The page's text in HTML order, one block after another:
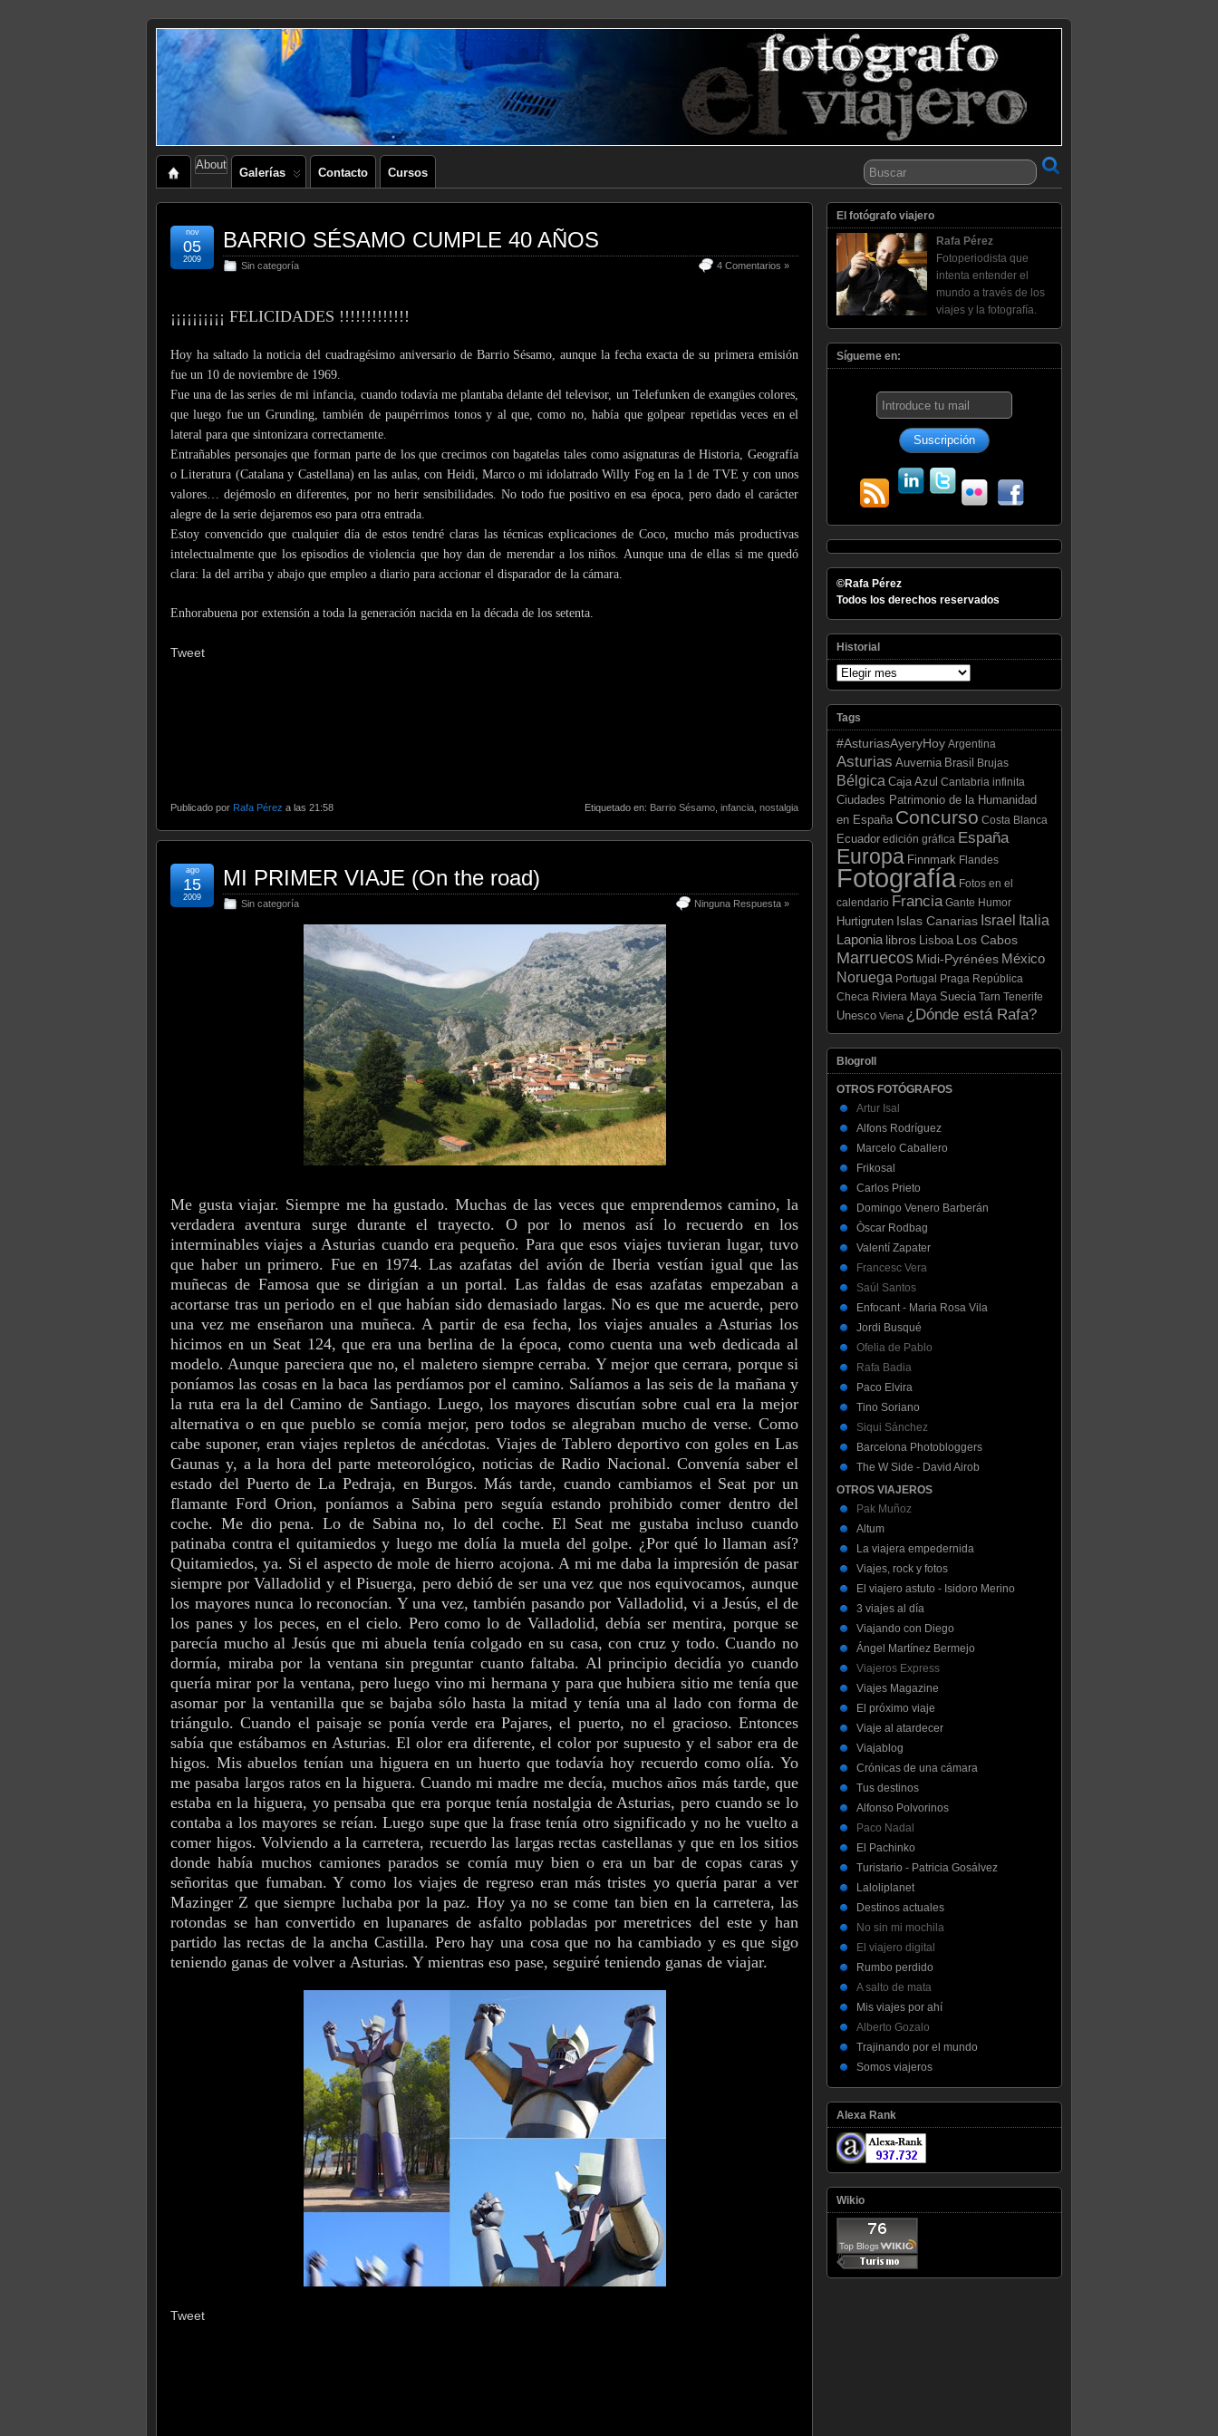
About
Galerías Contacto Cursos
BARRIO SÉSAMO CUMPLE 40 AÑOS
Sin categoría 4 Comentarios »
nov
05
2009
¡¡¡¡¡¡¡¡¡¡ FELICIDADES !!!!!!!!!!!!!
Hoy ha saltado la noticia del cuadragésimo aniversario de Barrio Sésamo, aunque la fecha exacta de su primera emisión
fue un 10 de noviembre de 1969.
Fue una de las series de mi infancia, cuando todavía me plantaba delante del televisor, un Telefunken de exangües colores,
que luego fue un Grunding, también de paupérrimos tonos y al que, como no, había que golpear repetidas veces en el
lateral para que sintonizara correctamente.
Entrañables personajes que forman parte de los que crecimos con bagatelas tales como asignaturas de Historia, Geografía
o Literatura (Catalana y Castellana) en las aulas, con Heidi, Marco o mi idolatrado Willy Fog en la 1 de TVE y con unos
valores… dejémoslo en diferentes, por no herir sensibilidades. No todo fue positivo en esa época, pero dado el carácter
alegre de la serie dejaremos eso para otra entrada.
Estoy convencido que cualquier día de estos tendré claras las técnicas explicaciones de Coco, mucho más productivas
intelectualmente que los episodios de violencia que hoy dan de merendar a los niños. Aunque una de ellas si me quedó
clara: la del arriba y abajo que empleo a diario para accionar el disparador de la cámara.
Enhorabuena por extensión a toda la generación nacida en la década de los setenta.
Tweet
Publicado por Rafa Pérez a las 21:58 Etiquetado en: Barrio Sésamo infancia nostalgia
MI PRIMER VIAJE (On the road)
Sin categoría Ninguna Respuesta »
ago
15
2009
Me gusta viajar. Siempre me ha gustado. Muchas de las veces que emprendemos camino, la
verdadera aventura surge durante el trayecto. O por lo menos así lo recuerdo en los
interminables viajes a Asturias cuando era pequeño. Para que esos viajes tuvieran lugar, tuvo
que haber un primero. Fue en 1974. Las azafatas del avión de Iberia vestían igual que las
muñecas de Famosa que se dirigían a un portal. Las faldas de esas azafatas empezaban a
acortarse tras un periodo en el que habían sido demasiado largas. No es que me acuerde, pero
una vez me enseñaron una muñeca. A partir de esa fecha, los viajes anuales a Asturias los
hicimos en un Seat 124, que era una berlina de la época, como cuenta una web dedicada al
modelo. Aunque pareciera que no, el maletero siempre cerraba. Y mejor que cerrara, porque si
poníamos las cosas en la baca las perdíamos por el camino. Salíamos a las seis de la mañana y
la ruta era la del Camino de Santiago. Luego, los mayores discutían sobre cual era la mejor
alternativa o en que pueblo se comía mejor, pero todos se alegraban mucho de verse. Como
cabe suponer, eran viajes repletos de anécdotas. Viajes de Tablero deportivo con goles en Las
Gaunas y, a la hora del parte meteorológico, noticias de Radio Nacional. Convenía saber el
estado del Puerto de La Pedraja, en Burgos. Más tarde, cuando cambiamos el Seat por un
flamante Ford Orion, poníamos a Sabina pero seguía estando prohibido comer dentro del
coche. Me dio pena. Lo de Sabina no, lo del coche. El Seat me gustaba incluso cuando
patinaba contra el quitamiedos y luego me dolía la muela del golpe. ¿Por qué lo llaman así?
Quitamiedos, ya. Si el aspecto de mole de hierro acojona. A mi me daba la impresión de pasar
siempre por Valladolid y el Pisuerga, pero debió de ser una vez que nos equivocamos, aunque
los mayores nunca lo reconocían. Y una vez, también pasando por Valladolid, vi a Jesús, el de
los panes y los peces, en el cielo. Pero como lo de Valladolid, debía ser mentira, porque se
parecía mucho al Jesús que mi abuela tenía colgado en su casa, con cruz y todo. Cuando no
dormía, miraba por la ventana sin preguntar cuanto faltaba. Al principio decidía yo cuando
quería mirar por la ventana, pero luego vino mi hermana y para que hubiera sitio me tenía que
asomar por la ventanilla que se bajaba sólo hasta la mitad y tenía una al lado con forma de
triángulo. Cuando el paisaje se ponía verde era Pajares, el puerto, no el gracioso. Entonces
sabía que estábamos en Asturias. El olor era diferente, el color por supuesto y el sabor era de
higos. Mis abuelos tenían una higuera en un huerto que todavía hoy recuerdo como olía. Yo
me pasaba largos ratos en la higuera. Cuando mi madre me decía, muchos años más tarde, que
estaba en la higuera, yo pensaba que era porque tenía nostalgia de Asturias, pero cuando se lo
contaba a los mayores se reían. Luego supe que la frase tenía otro significado y no he vuelto a
comer higos. Volviendo a la carretera, recuerdo las largas rectas castellanas y que en los sitios
donde había muchos camiones parados se comía muy bien o era un bar de copas caras y
señoritas que fumaban. Y como los viajes de regreso eran más tristes yo quería parar a ver
Mazinger Z que siempre luchaba por la paz. Hoy ya no se come tan bien en la carretera, las
rotondas se han convertido en lupanares de asfalto pobladas por meretrices del este y han
partido las rectas de la ancha Castilla. Pero hay una cosa que no ha cambiado y es que sigo
teniendo ganas de volver a Asturias. Y mientras eso pase, seguiré teniendo ganas de viajar.
Tweet
El fotógrafo viajero
Rafa Pérez
Fotoperiodista que
intenta entender el
mundo a través de los
viajes y la fotografía.
Sígueme en:
©Rafa Pérez
Todos los derechos reservados
Historial
Tags
#AsturiasAyeryHoy Argentina
Asturias Auvernia Brasil Brujas
Bélgica Caja Azul Cantabria infinita
Ciudades Patrimonio de la Humanidad
en España Concurso Costa Blanca
Ecuador edición gráfica España
Europa Finnmark Flandes
Fotografía Fotos en el
calendario Francia Gante Humor
Hurtigruten Islas Canarias Israel Italia
Laponia libros Lisboa Los Cabos
Marruecos Midi-Pyrénées México
Noruega Portugal Praga República
Checa Riviera Maya Suecia Tarn Tenerife
Unesco Viena ¿Dónde está Rafa?
Blogroll
OTROS FOTÓGRAFOS
Artur Isal
Alfons Rodríguez
Marcelo Caballero
Frikosal
Carlos Prieto
Domingo Venero Barberán
Òscar Rodbag
Valentí Zapater
Francesc Vera
Saúl Santos
Enfocant - Maria Rosa Vila
Jordi Busqué
Ofelia de Pablo
Rafa Badia
Paco Elvira
Tino Soriano
Siqui Sánchez
Barcelona Photobloggers
The W Side - David Airob
OTROS VIAJEROS
Pak Muñoz
Altum
La viajera empedernida
Viajes, rock y fotos
El viajero astuto - Isidoro Merino
3 viajes al día
Viajando con Diego
Ángel Martínez Bermejo
Viajeros Express
Viajes Magazine
El próximo viaje
Viaje al atardecer
Viajablog
Crónicas de una cámara
Tus destinos
Alfonso Polvorinos
Paco Nadal
El Pachinko
Turistario - Patricia Gosálvez
Laloliplanet
Destinos actuales
No sin mi mochila
El viajero digital
Rumbo perdido
A salto de mata
Mis viajes por ahí
Alberto Gozalo
Trajinando por el mundo
Somos viajeros
Alexa Rank
Wikio